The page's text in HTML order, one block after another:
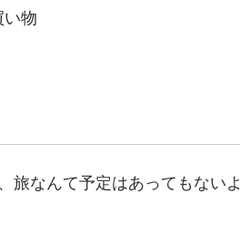
い物
旅なんて予定はあってもないよ